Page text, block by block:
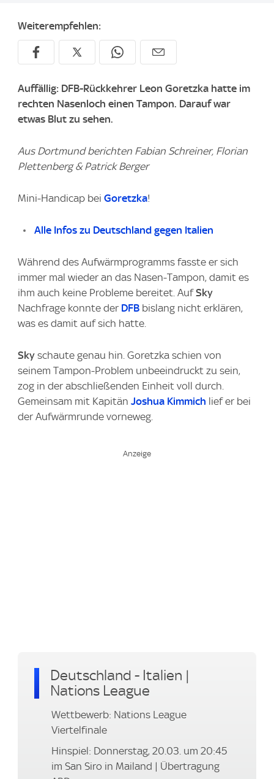
Weiterempfehlen:
Auffällig: DFB-Rückkehrer Leon Goretzka hatte im
rechten Nasenloch einen Tampon. Darauf war
etwas Blut zu sehen.
Aus Dortmund berichten Fabian Schreiner, Florian
Plettenberg & Patrick Berger
Mini-Handicap bei Goretzka!
Alle Infos zu Deutschland gegen Italien
Während des Aufwärmprogramms fasste er sich
immer mal wieder an das Nasen-Tampon, damit es
ihm auch keine Probleme bereitet. AufSky
Nachfrage konnte der DFB bislang nicht erklären,
was es damit auf sich hatte.
Sky schaute genau hin. Goretzka schien von
seinem Tampon-Problem unbeeindruckt zu sein,
zog in der abschließenden Einheit voll durch.
Gemeinsam mit Kapitän Joshua Kimmich lief er bei
der Aufwärmrunde vorneweg.
Deutschland - Italien |
Nations League
Wettbewerb: Nations League
Viertelfinale
Hinspiel: Donnerstag, 20.03. um 20:45
im San Siro in Mailand | Übertragung